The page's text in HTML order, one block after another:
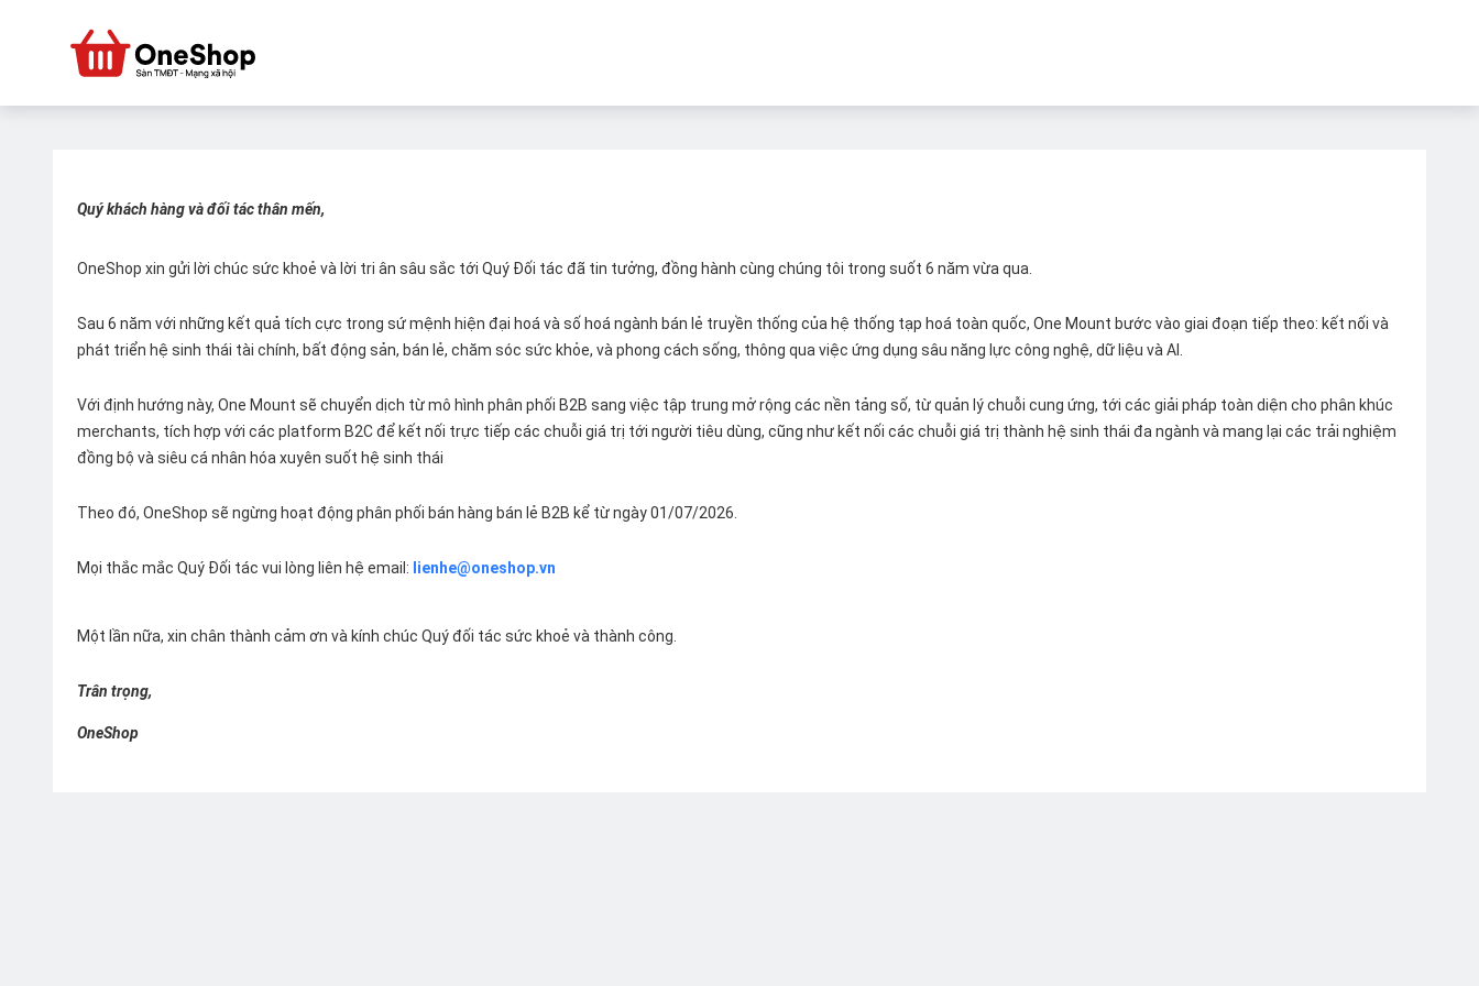
Quý khách hàng và đối tác thân mến,
OneShop xin gửi lời chúc sức khoẻ và lời tri ân sâu sắc tới Quý Đối tác đã tin tưởng, đồng hành cùng chúng tôi trong suốt 6 năm vừa qua.
Sau 6 năm với những kết quả tích cực trong sứ mệnh hiện đại hoá và số hoá ngành bán lẻ truyền thống của hệ thống tạp hoá toàn quốc, One Mount bước vào giai đoạn tiếp theo: kết nối và
phát triển hệ sinh thái tài chính, bất động sản, bán lẻ, chăm sóc sức khỏe, và phong cách sống, thông qua việc ứng dụng sâu năng lực công nghệ, dữ liệu và AI.
Với định hướng này, One Mount sẽ chuyển dịch từ mô hình phân phối B2B sang việc tập trung mở rộng các nền tảng số, từ quản lý chuỗi cung ứng, tới các giải pháp toàn diện cho phân khúc
merchants, tích hợp với các platform B2C để kết nối trực tiếp các chuỗi giá trị tới người tiêu dùng, cũng như kết nối các chuỗi giá trị thành hệ sinh thái đa ngành và mang lại các trải nghiệm
đồng bộ và siêu cá nhân hóa xuyên suốt hệ sinh thái
Theo đó, OneShop sẽ ngừng hoạt động phân phối bán hàng bán lẻ B2B kể từ ngày 01/07/2026.
Mọi thắc mắc Quý Đối tác vui lòng liên hệ email: lienhe@oneshop.vn
Một lần nữa, xin chân thành cảm ơn và kính chúc Quý đối tác sức khoẻ và thành công.
Trân trọng,
OneShop